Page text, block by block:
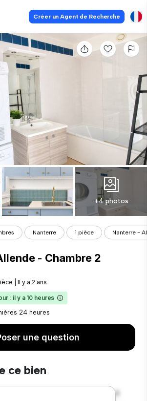
Créer un Agent de Recherche
+4 photos
Nanterre 1 pièce Nanterre -
- Chambre 2
Il y a 2 ans
: il y a 10 heures
24 heures
une question
ce bien
nouvelle retraite confortable à